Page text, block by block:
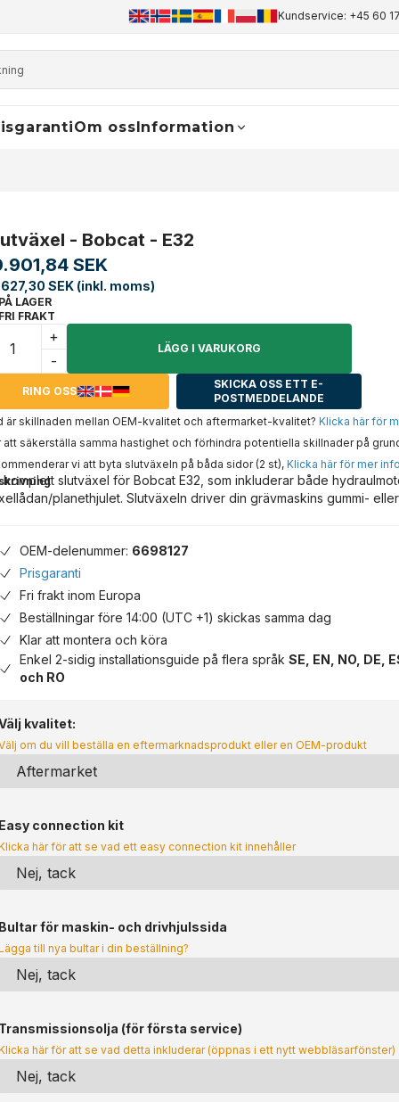
+45 60 17 81 50 info@finaldrive-trackmotors.com WhatsApp
Kundservice: +45 60
Om ossInformation
- Bobcat - E32
SEK
SEK (inkl. moms)
PÅ LAGER
FRI FRAKT
+
-
LÄGG I VARUKORG
RING OSS
SKICKA OSS ETT E-
POSTMEDDELANDE
är skillnaden mellan OEM-kvalitet och aftermarket-kvalitet? Klicka här för
att säkerställa samma hastighet och förhindra potentiella skillnader på
vi att byta slutväxeln på båda sidor (2 st), Klicka här för mer
komplett slutväxel för Bobcat E32, som inkluderar både
planethjulet. Slutväxeln driver din grävmaskins gummi-
OEM-delenummer: 6698127
Prisgaranti
Fri frakt inom Europa
Beställningar före 14:00 (UTC +1) skickas samma dag
Klar att montera och köra
Enkel 2-sidig installationsguide på flera språk SE, EN, NO, DE,
och RO
kvalitet:
om du vill beställa en eftermarknadsprodukt eller en OEM-produkt
Easy connection kit
här för att se vad ett easy connection kit innehåller
Bultar för maskin- och drivhjulssida
till nya bultar i din beställning?
Transmissionsolja (för första service)
här för att se vad detta inkluderar (öppnas i ett nytt webbläsarfönster)